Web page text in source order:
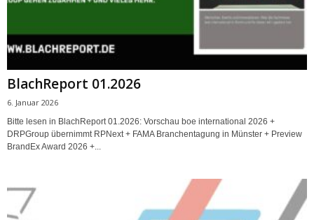
BlachReport 01.2026
6. Januar 2026
Bitte lesen in BlachReport 01.2026: Vorschau boe international 2026 +
DRPGroup übernimmt RPNext + FAMA Branchentagung in Münster + Preview
BrandEx Award 2026 +...